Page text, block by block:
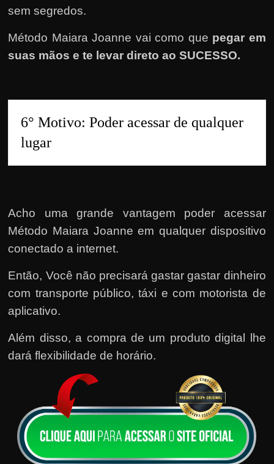
sem segredos.
Método Maiara Joanne vai como que pegar em
suas mãos e te levar direto ao SUCESSO.
6° Motivo: Poder acessar de qualquer
lugar
Acho uma grande vantagem poder acessar
Método Maiara Joanne em qualquer dispositivo
conectado a internet.
Então, Você não precisará gastar gastar dinheiro
com transporte público, táxi e com motorista de
aplicativo.
Além disso, a compra de um produto digital lhe
dará flexibilidade de horário.